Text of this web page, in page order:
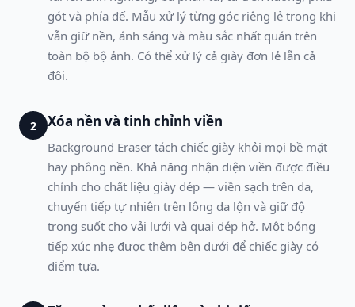
gót và phía đế. Mẫu xử lý từng góc riêng lẻ trong khi
vẫn giữ nền, ánh sáng và màu sắc nhất quán trên
toàn bộ bộ ảnh. Có thể xử lý cả giày đơn lẻ lẫn cả
đôi.
2 Xóa nền và tinh chỉnh viền
Background Eraser tách chiếc giày khỏi mọi bề mặt
hay phông nền. Khả năng nhận diện viền được điều
chỉnh cho chất liệu giày dép — viền sạch trên da,
chuyển tiếp tự nhiên trên lông da lộn và giữ độ
trong suốt cho vải lưới và quai dép hở. Một bóng
tiếp xúc nhẹ được thêm bên dưới để chiếc giày có
điểm tựa.